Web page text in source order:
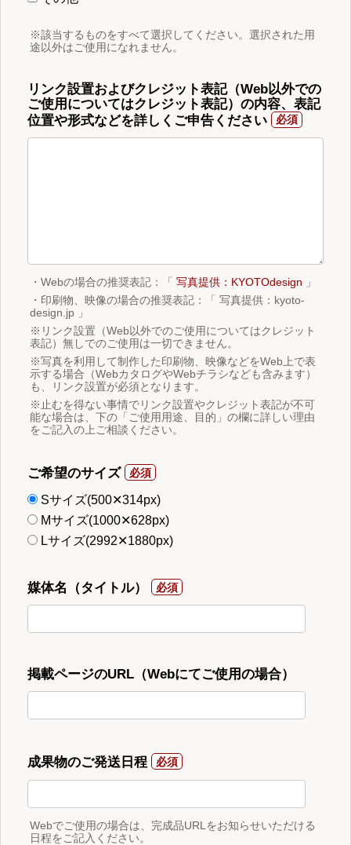
※該当するものをすべて選択してください。選択された用
途以外はご使用になれません。
リンク設置およびクレジット表記（Web以外での
ご使用についてはクレジット表記）の内容、表記
位置や形式などを詳しくご申告ください
・Webの場合の推奨表記：「 写真提供：KYOTOdesign 」
・印刷物、映像の場合の推奨表記：「 写真提供：kyoto-
design.jp 」
※リンク設置（Web以外でのご使用についてはクレジット
表記）無しでのご使用は一切できません。
※写真を利用して制作した印刷物、映像などをWeb上で表
示する場合（WebカタログやWebチラシなども含みます）
も、リンク設置が必須となります。
※止むを得ない事情でリンク設置やクレジット表記が不可
能な場合は、下の「ご使用用途、目的」の欄に詳しい理由
をご記入の上ご相談ください。
ご希望のサイズ
Sサイズ(500✕314px)
Mサイズ(1000✕628px)
Lサイズ(2992✕1880px)
媒体名（タイトル）
掲載ページのURL（Webにてご使用の場合）
成果物のご発送日程
Webでご使用の場合は、完成品URLをお知らせいただける
日程をご記入ください。